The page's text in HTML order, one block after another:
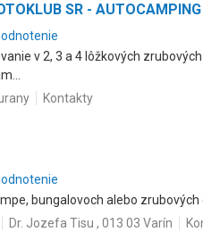
SR -
v 2, 3 a 4 lôžkových
Kontakty
bungalovoch alebo zrubových
Dr. Jozefa Tisu , 013 03 Varín